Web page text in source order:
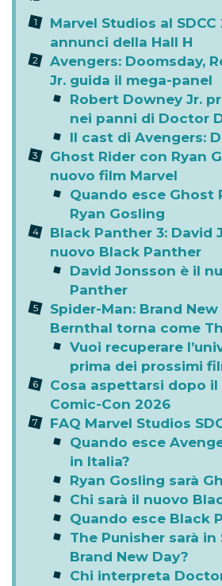
Marvel Studios al SDCC
annunci della Hall H
Avengers: Doomsday,
Jr. guida il mega-panel
Robert Downey Jr.
nei panni di Doctor
Il cast di Avengers:
Ghost Rider con Ryan
nuovo film Marvel
Quando esce Ghost
Ryan Gosling
Black Panther 3: David
nuovo Black Panther
David Jonsson è il
Panther
Spider-Man: Brand New
Bernthal torna come
Vuoi recuperare
prima dei prossimi
Cosa aspettarsi dopo il
Comic-Con 2026
FAQ Marvel Studios
Quando esce
in Italia?
Ryan Gosling sarà
Chi sarà il nuovo
Quando esce Black
The Punisher sarà in
Brand New Day?
Chi interpreta